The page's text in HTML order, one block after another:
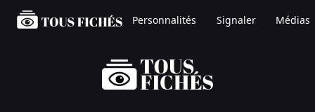
Personnalités Signaler Médias